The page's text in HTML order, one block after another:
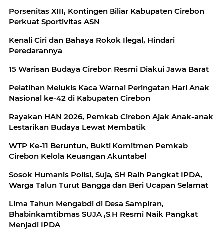
Porsenitas XIII, Kontingen Biliar Kabupaten Cirebon
Perkuat Sportivitas ASN
Kenali Ciri dan Bahaya Rokok Ilegal, Hindari
Peredarannya
15 Warisan Budaya Cirebon Resmi Diakui Jawa Barat
Pelatihan Melukis Kaca Warnai Peringatan Hari Anak
Nasional ke-42 di Kabupaten Cirebon
Rayakan HAN 2026, Pemkab Cirebon Ajak Anak-anak
Lestarikan Budaya Lewat Membatik
WTP Ke-11 Beruntun, Bukti Komitmen Pemkab
Cirebon Kelola Keuangan Akuntabel
Sosok Humanis Polisi, Suja, SH Raih Pangkat IPDA,
Warga Talun Turut Bangga dan Beri Ucapan Selamat
Lima Tahun Mengabdi di Desa Sampiran,
Bhabinkamtibmas SUJA ,S.H Resmi Naik Pangkat
Menjadi IPDA